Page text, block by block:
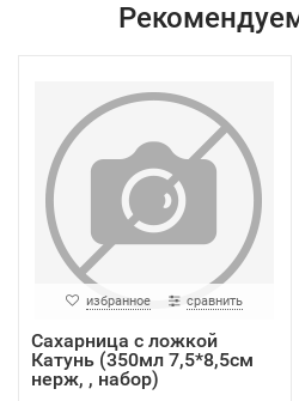
избранное сравнить
Сахарница с ложкой
Катунь (350мл 7,5*8,5см
нерж, , набор)